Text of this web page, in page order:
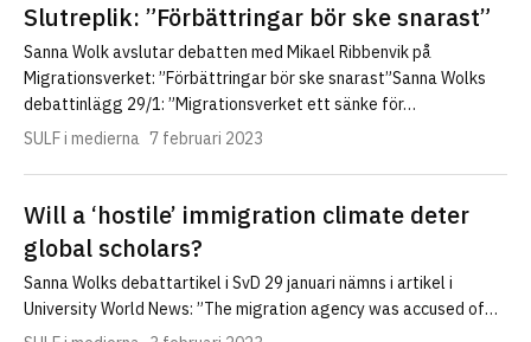
Slutreplik: ”Förbättringar bör ske snarast”
Sanna Wolk avslutar debatten med Mikael Ribbenvik på
Migrationsverket: ”Förbättringar bör ske snarast”Sanna Wolks
debattinlägg 29/1: ”Migrationsverket ett sänke för…
SULF i medierna 7 februari 2023
Will a ‘hostile’ immigration climate deter
global scholars?
Sanna Wolks debattartikel i SvD 29 januari nämns i artikel i
University World News: ”The migration agency was accused of…